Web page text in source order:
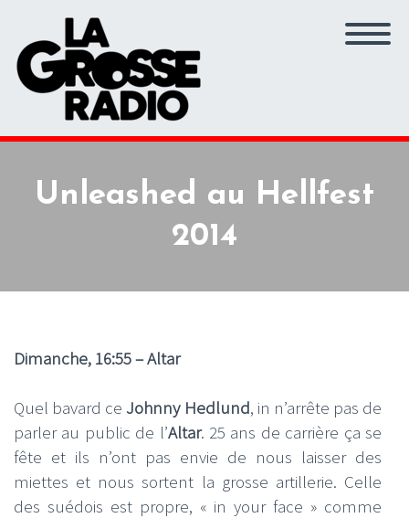
Unleashed au Hellfest
2014
Dimanche, 16:55 – Altar
Quel bavard ceJohnny Hedlund, in n’arrête pas de
parler au public de l’Altar. 25 ans de carrière ça se
fête et ils n’ont pas envie de nous laisser des
miettes et nous sortent la grosse artillerie. Celle
des suédois est propre, « in your face » comme